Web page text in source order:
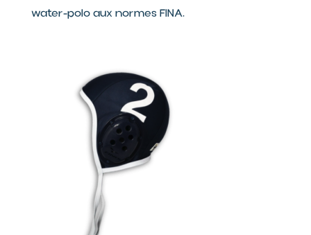
water-polo aux normes FINA.